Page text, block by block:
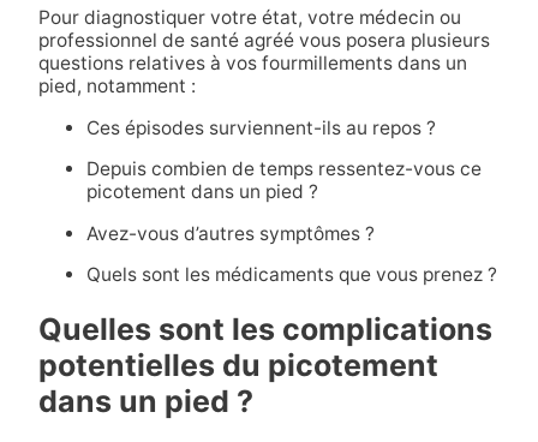
Pour diagnostiquer votre état, votre médecin ou
professionnel de santé agréé vous posera plusieurs
questions relatives à vos fourmillements dans un
pied, notamment :
Ces épisodes surviennent-ils au repos ?
Depuis combien de temps ressentez-vous ce
picotement dans un pied ?
Avez-vous d’autres symptômes ?
Quels sont les médicaments que vous prenez ?
Quelles sont les complications
potentielles du picotement
dans un pied ?